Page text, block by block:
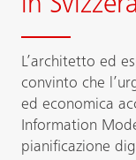
in
L’architetto ed
convinto che
ed economica
Information
pianificazione